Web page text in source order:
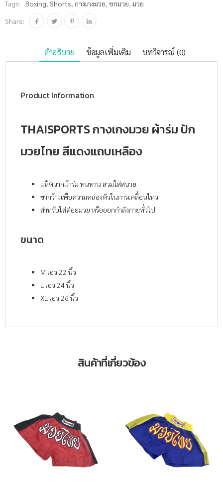
Tags:
Boxing, Shorts, กางเกงมวย, ชกมวย, มวย
Share:
คำอธิบาย ข้อมูลเพิ่มเติม บทวิจารณ์ (0)
Product Information
THAISPORTS กางเกงมวย ผ้าร่ม ปัก
มวยไทย สีแดงแถบเหลือง
ผลิตจากผ้าร่ม ทนทาน สวมใส่สบาย
ขากว้างเพื่อความคล่องตัวในการเคลื่อนไหว
สำหรับใส่ต่อยมวย หรือออกกำลังกายทั่วไป
ขนาด
M เอว 22 นิ้ว
L เอว 24 นิ้ว
XL เอว 26 นิ้ว
สินค้าที่เกี่ยวข้อง